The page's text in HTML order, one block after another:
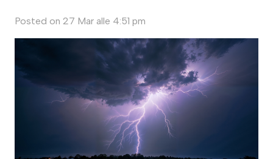
Posted on 27 Mar alle 4:51 pm